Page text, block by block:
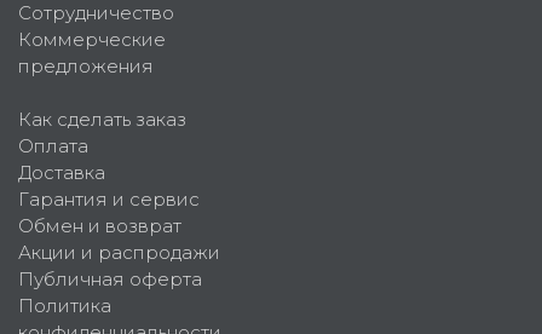
Сотрудничество
Коммерческие
предложения
Как сделать заказ
Оплата
Доставка
Гарантия и сервис
Обмен и возврат
Акции и распродажи
Публичная оферта
Политика